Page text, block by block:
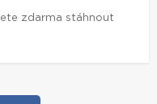
zdarma stáhnout